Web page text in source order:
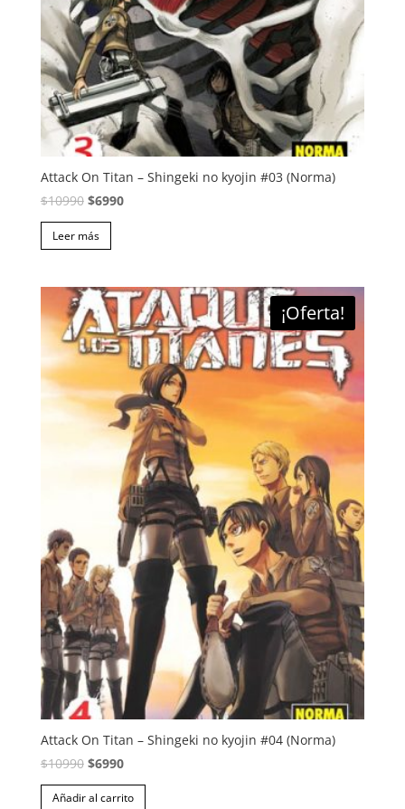
Attack On Titan – Shingeki no kyojin #03 (Norma)
$10990 El
precio
original
$10990.
$6990El
$6990.
Leer más
¡Oferta!
Attack On Titan – Shingeki no kyojin #04 (Norma)
$10990 El
precio
original
$6990El
precio
actual
Añadir al carrito